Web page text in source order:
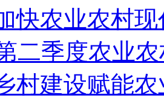
快农业农村
二季度农业
村建设赋能